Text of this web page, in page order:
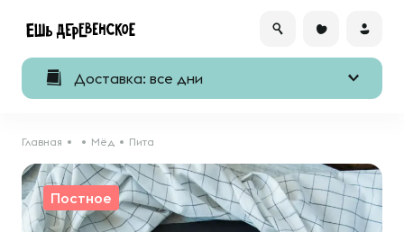
Доставка: все дни
Главная Мёд Пита
Постное